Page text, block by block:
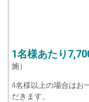
1名様あたり
施）
4名様以上の場合はお
だきます。